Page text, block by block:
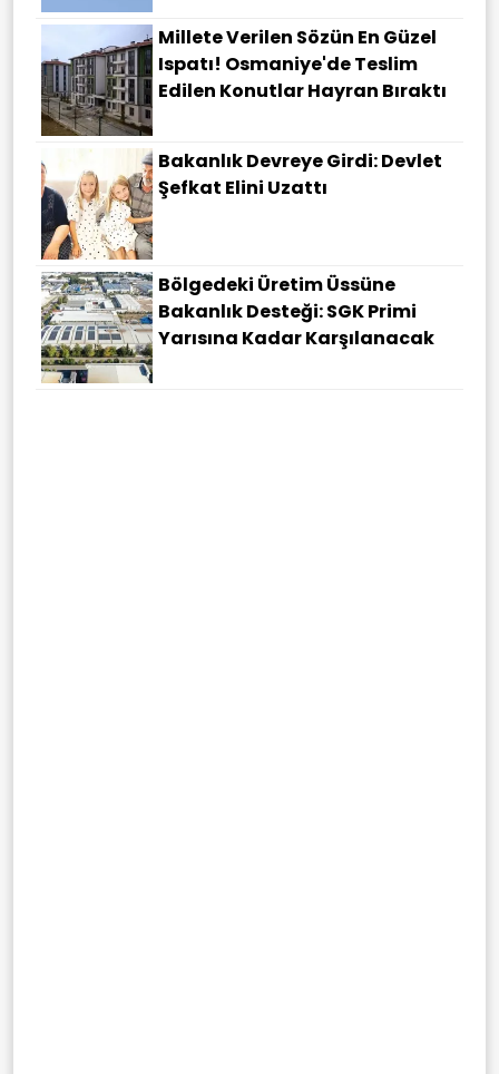
Millete Verilen Sözün En Güzel
Ispatı! Osmaniye'de Teslim
Edilen Konutlar Hayran Bıraktı
Bakanlık Devreye Girdi: Devlet
Şefkat Elini Uzattı
Bölgedeki Üretim Üssüne
Bakanlık Desteği: SGK Primi
Yarısına Kadar Karşılanacak